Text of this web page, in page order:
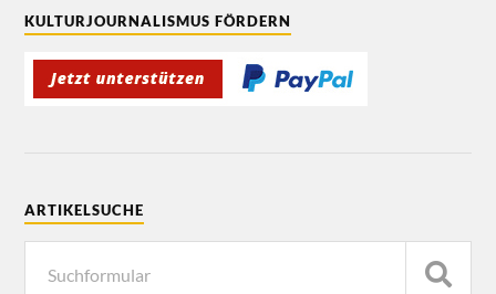
KULTURJOURNALISMUS FÖRDERN
ARTIKELSUCHE